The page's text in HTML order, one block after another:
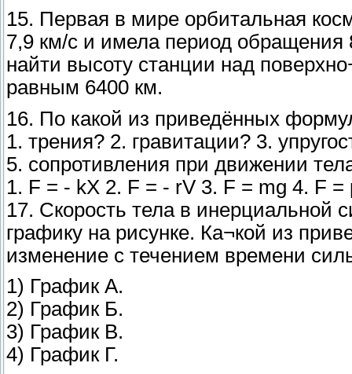
15. Первая в мире орбитальная
7,9 км/с и имела период обращения
найти высоту станции над
равным 6400 км.
16. По какой из приведённых
1. трения? 2. гравитации? 3.
5. сопротивления при движении
1. F = - kX 2. F = - rV 3. F = mg 4. F
17. Скорость тела в инерциальной
графику на рисунке. Ка¬кой из
изменение с течением времени
1) График А.
2) График Б.
3) График В.
4) График Г.